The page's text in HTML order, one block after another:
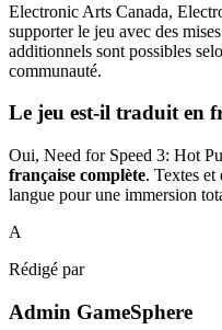
Electronic Arts Canada,
supporter le jeu avec des
additionnels sont possibles
communauté.
Le jeu est-il traduit en
Oui, Need for Speed 3: Hot
française complète. Textes et
langue pour une immersion
A
Rédigé par
Admin GameSphere